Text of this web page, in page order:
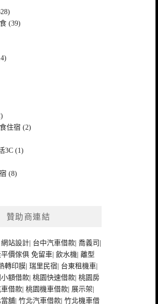
(39)
住宿 (2)
3C (1)
(8)
贊助商連結
|網站設計 台中汽車借款 |喬義司
價傢俱 免留車 |飲水機 |離型
轉印膜 |瑞里民宿 台東租機車
額借款 |桃園快速借款 |桃園房
借款 |桃園機車借款 展示架
舖 |竹北汽車借款 |竹北機車借